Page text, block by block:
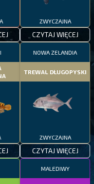
ZWYCZAJNA
CZYTAJ WIĘCEJ
NOWA ZELANDIA
TREWAL DŁUGOPYSKI
ZWYCZAJNA
CZYTAJ WIĘCEJ
MALEDIWY